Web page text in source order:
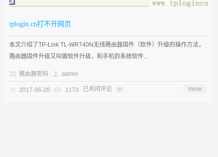
tplogin.cn打不开网页
本文介绍了TP-Link TL-WR740N无线路由器固件（软件）升级的操作方法，
路由器固件升级又叫做软件升级，和手机的系统软件...
路由器密码 admin
2017-06-20 1173 已关闭评论 more